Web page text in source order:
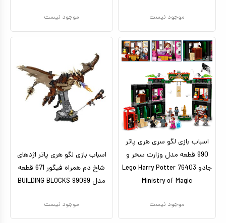
موجود نیست موجود نیست
اسباب بازی لگو سری هری پاتر
990 قطعه مدل وزارت سحر و
جادو 76403 Lego Harry Potter
Ministry of Magic
موجود نیست
اسباب بازی لگو هری پاتر اژدهای
شاخ دم همراه فیگور 671 قطعه
مدل 99099 BUILDING BLOCKS
موجود نیست